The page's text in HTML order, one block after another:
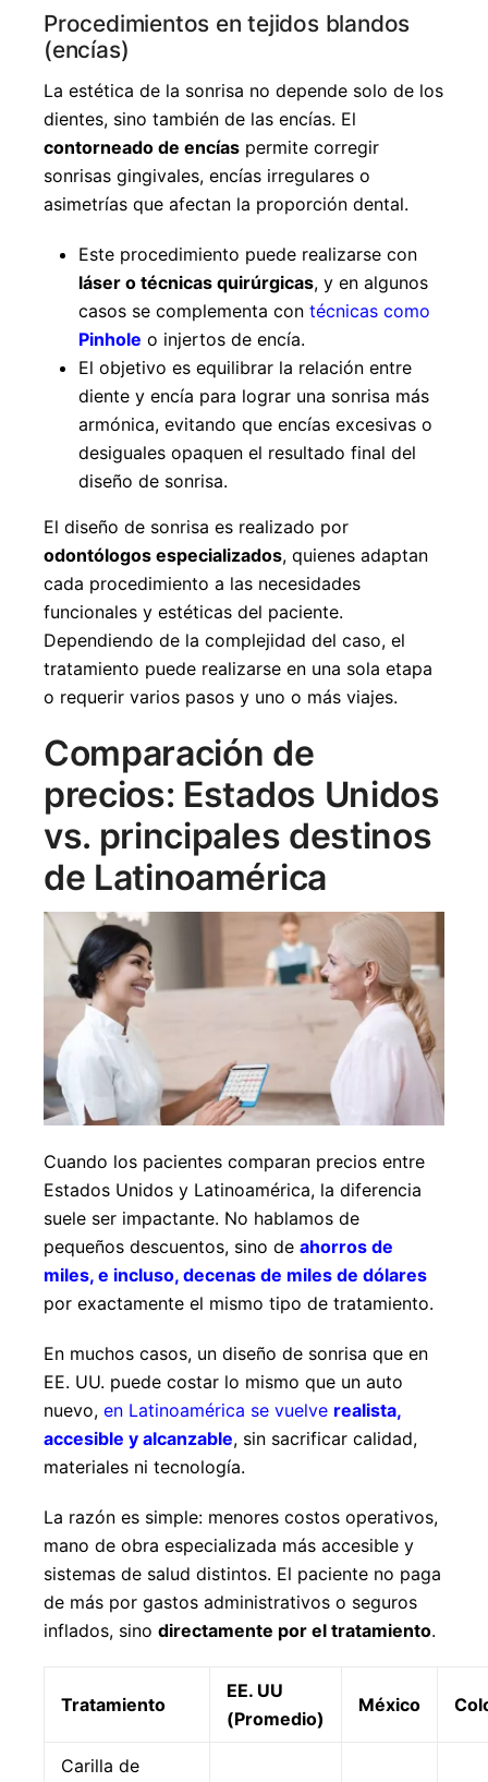
Procedimientos en tejidos blandos
(encías)
La estética de la sonrisa no depende solo de los
dientes, sino también de las encías. El
contorneado de encías permite corregir
sonrisas gingivales, encías irregulares o
asimetrías que afectan la proporción dental.
Este procedimiento puede realizarse con
láser o técnicas quirúrgicas, y en algunos
casos se complementa con técnicas como
Pinhole o injertos de encía.
El objetivo es equilibrar la relación entre
diente y encía para lograr una sonrisa más
armónica, evitando que encías excesivas o
desiguales opaquen el resultado final del
diseño de sonrisa.
El diseño de sonrisa es realizado por
odontólogos especializados, quienes adaptan
cada procedimiento a las necesidades
funcionales y estéticas del paciente.
Dependiendo de la complejidad del caso, el
tratamiento puede realizarse en una sola etapa
o requerir varios pasos y uno o más viajes.
Comparación de
precios: Estados Unidos
vs. principales destinos
de Latinoamérica
Cuando los pacientes comparan precios entre
Estados Unidos y Latinoamérica, la diferencia
suele ser impactante. No hablamos de
pequeños descuentos, sino de ahorros de
miles, e incluso, decenas de miles de dólares
por exactamente el mismo tipo de tratamiento.
En muchos casos, un diseño de sonrisa que en
EE. UU. puede costar lo mismo que un auto
nuevo, en Latinoamérica se vuelve realista,
accesible y alcanzable, sin sacrificar calidad,
materiales ni tecnología.
La razón es simple: menores costos operativos,
mano de obra especializada más accesible y
sistemas de salud distintos. El paciente no paga
de más por gastos administrativos o seguros
inflados, sino directamente por el tratamiento.
Tratamiento
EE. UU
(Promedio)
México
Carilla de